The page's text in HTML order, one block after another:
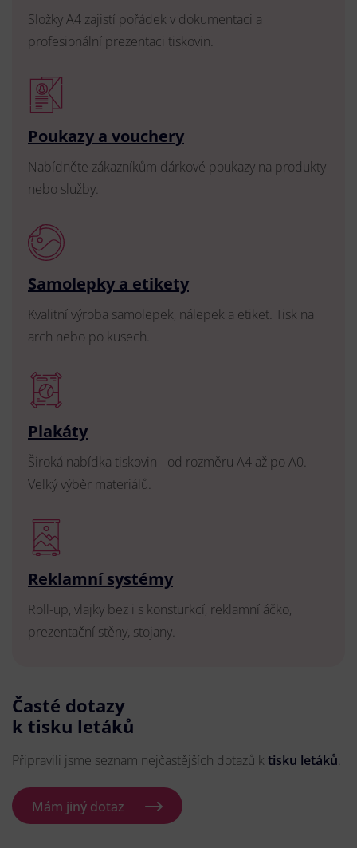
Složky A4 zajistí pořádek v dokumentaci a
profesionální prezentaci tiskovin.
Poukazy a vouchery
Nabídněte zákazníkům dárkové poukazy na produkty
nebo služby.
Samolepky a etikety
Kvalitní výroba samolepek, nálepek a etiket. Tisk na
arch nebo po kusech.
Plakáty
Široká nabídka tiskovin - od rozměru A4 až po A0.
Velký výběr materiálů.
Reklamní systémy
Roll-up, vlajky bez i s konsturkcí, reklamní áčko,
prezentační stěny, stojany.
Časté dotazy
k tisku letáků
Připravili jsme seznam nejčastějších dotazů k tisku letáků.
Mám jiný dotaz